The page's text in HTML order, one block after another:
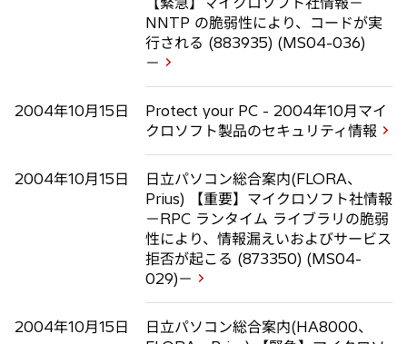
NNTP の脆弱性により、コードが実
行される (883935) (MS04-036)
－
2004年10月15日
Protect your PC - 2004年10月マイ
クロソフト製品のセキュリティ情報
2004年10月15日
日立パソコン総合案内(FLORA、
Prius) 【重要】マイクロソフト社情報
－RPC ランタイム ライブラリの脆弱
性により、情報漏えいおよびサービス
拒否が起こる (873350) (MS04-
029)－
2004年10月15日
日立パソコン総合案内(HA8000、